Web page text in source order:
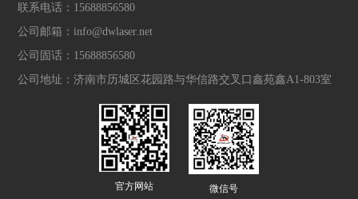
联系电话： 15688856580
公司邮箱： info@dwlaser.net
公司固话： 15688856580
公司地址：济南市历城区花园路与华信路交叉口鑫苑鑫A1-803室
官方网站 微信号